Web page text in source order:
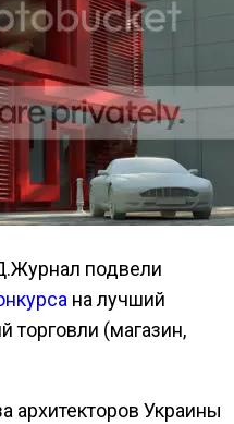
подвели
на лучший
торговли (магазин,
Украины